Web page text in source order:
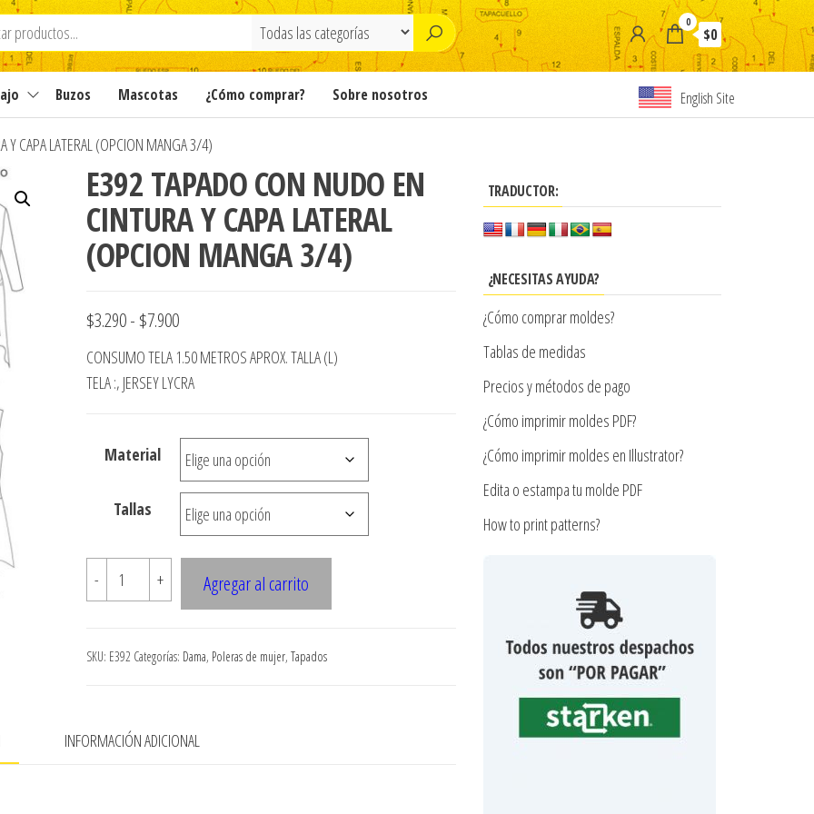
0
$0
Buzos Mascotas ¿Cómo comprar? Sobre nosotros English Site
Y CAPA LATERAL (OPCION MANGA 3/4)
E392 TAPADO CON NUDO EN
CINTURA Y CAPA LATERAL
(OPCION MANGA 3/4)
$3.290- $7.900Rango
de
precios:
$3.290
hasta
$7.900
CONSUMO TELA 1.50 METROS APROX. TALLA (L)
TELA :, JERSEY LYCRA
Material
Tallas
-
E392
TAPADO
NUDO
CAPA
+ Agregar al carrito
SKU: E392 Categorías: Dama, Poleras de mujer, Tapados
INFORMACIÓN ADICIONAL
TRADUCTOR:
¿NECESITAS AYUDA?
¿Cómo comprar moldes?
Tablas de medidas
Precios y métodos de pago
¿Cómo imprimir moldes PDF?
¿Cómo imprimir moldes en Illustrator?
Edita o estampa tu molde PDF
How to print patterns?